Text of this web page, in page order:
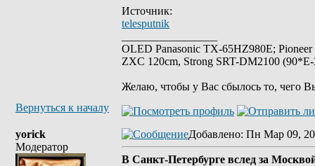
Источник:
telesputnik
OLED Panasonic TX-65HZ980E;
ZXC 120cm, Strong SRT-DM2100
Желаю, чтобы у Вас сбылось то, чего
Вернуться к началу
yorick
Модератор
Добавлено: Пн Мар 09,
В Санкт-Петербурге вслед за